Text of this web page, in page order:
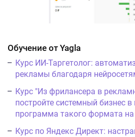
Обучение от Yagla
Курс ИИ-Таргетолог:
рекламы благодаря
Курс "Из фрилансера в
постройте системный бизнес
программа такого формата
Курс по Яндекс Директ: